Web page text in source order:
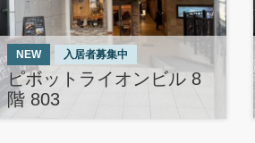
NEW 入居者募集中
ピボットライオンビル 8
階 803